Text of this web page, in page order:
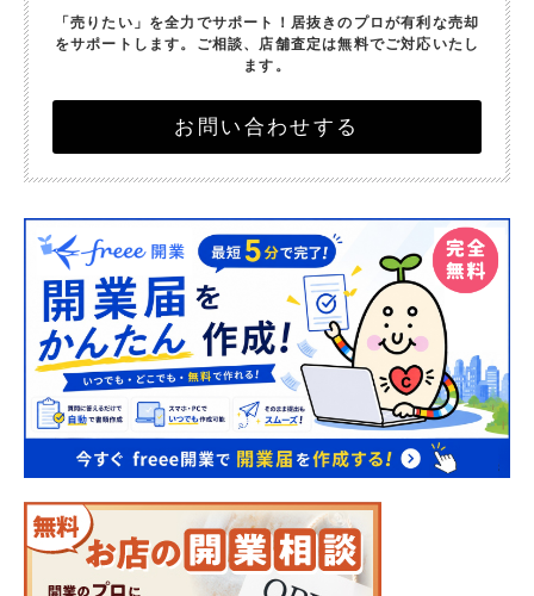
「売りたい」を全力でサポート！ 居抜きのプロが有利な売却
をサポートします。 ご相談、店舗査定は無料でご対応いたし
ます。
お問い合わせする